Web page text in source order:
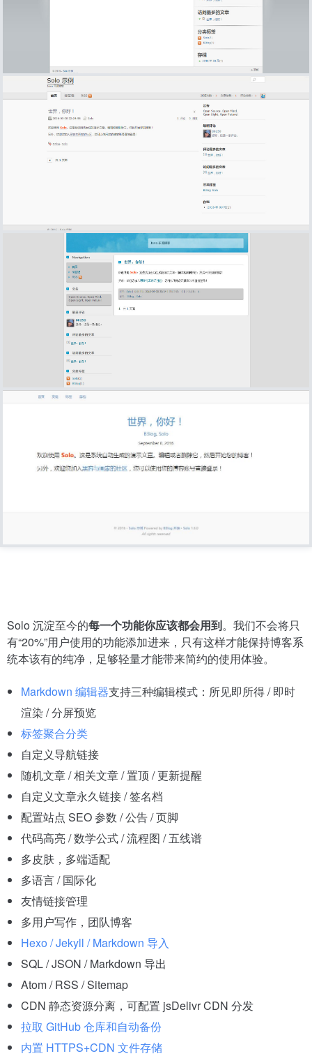
Solo 沉淀至今的每一个功能你应该都会用到。我们不会将只
有“20%”用户使用的功能添加进来，只有这样才能保持博客系
统本该有的纯净，足够轻量才能带来简约的使用体验。
Markdown 编辑器支持三种编辑模式：所见即所得 / 即时
渲染 / 分屏预览
标签聚合分类
自定义导航链接
随机文章 / 相关文章 / 置顶 / 更新提醒
自定义文章永久链接 / 签名档
配置站点 SEO 参数 / 公告 / 页脚
代码高亮 / 数学公式 / 流程图 / 五线谱
多皮肤，多端适配
多语言 / 国际化
友情链接管理
多用户写作，团队博客
Hexo / Jekyll / Markdown 导入
SQL / JSON / Markdown 导出
Atom / RSS / Sitemap
CDN 静态资源分离，可配置 jsDelivr CDN 分发
拉取 GitHub 仓库和自动备份
内置 HTTPS+CDN 文件存储